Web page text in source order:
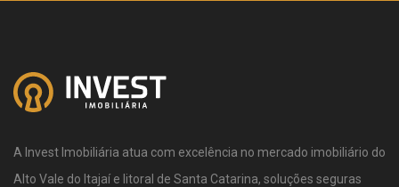
A Invest Imobiliária atua com excelência no mercado imobiliário do
Alto Vale do Itajaí e litoral de Santa Catarina, soluções seguras